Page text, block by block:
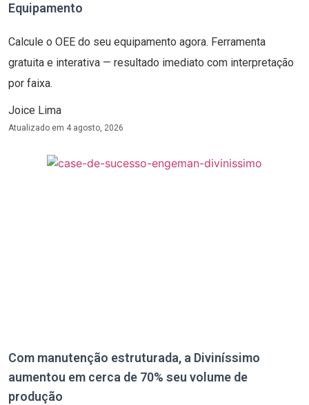
Equipamento
Calcule o OEE do seu equipamento agora. Ferramenta
gratuita e interativa — resultado imediato com interpretação
por faixa.
Joice Lima
Atualizado em 4 agosto, 2026
Com manutenção estruturada, a Diviníssimo
aumentou em cerca de 70% seu volume de
produção